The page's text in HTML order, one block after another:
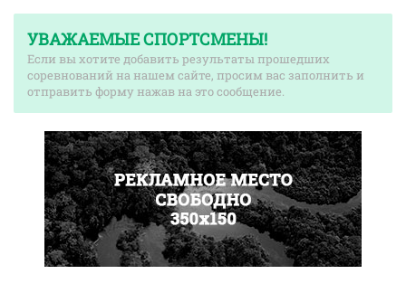
УВАЖАЕМЫЕ СПОРТСМЕНЫ!
Если вы хотите добавить результаты прошедших
соревнований на нашем сайте, просим вас заполнить и
отправить форму нажав на это сообщение.